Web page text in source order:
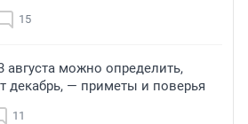
15
августа можно определить,
декабрь, — приметы и поверья
11